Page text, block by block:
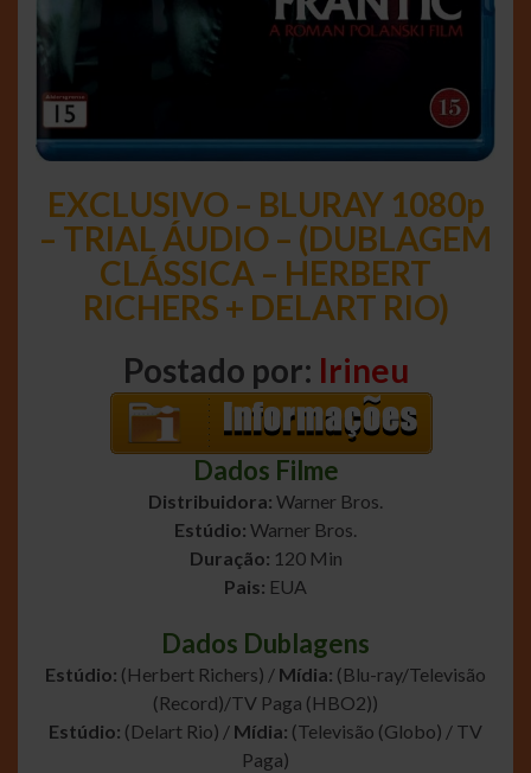
EXCLUSIVO – BLURAY 1080p
– TRIAL ÁUDIO – (DUBLAGEM
CLÁSSICA – HERBERT
RICHERS + DELART RIO)
Postado por: Irineu
Dados Filme
Distribuidora: Warner Bros.
Estúdio: Warner Bros.
Duração: 120 Min
Pais: EUA
Dados Dublagens
Estúdio: (Herbert Richers) / Mídia: (Blu-ray/Televisão
(Record)/TV Paga (HBO2))
Estúdio: (Delart Rio) / Mídia: (Televisão (Globo) / TV
Paga)